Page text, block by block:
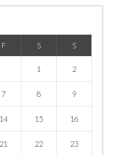
F S S
1 2
7 8 9
14 15 16
21 22 23